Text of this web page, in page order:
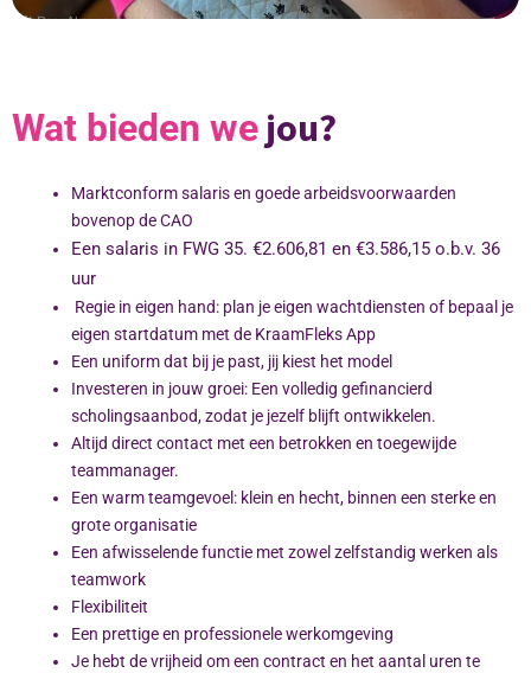
Wat bieden wejou?
Marktconform salaris en goede arbeidsvoorwaarden
bovenop de CAO
Een salaris in FWG 35. €2.606,81 en €3.586,15 o.b.v. 36
uur
Regie in eigen hand: plan je eigen wachtdiensten of bepaal je
eigen startdatum met de KraamFleks App
Een uniform dat bij je past, jij kiest het model
Investeren in jouw groei: Een volledig gefinancierd
scholingsaanbod, zodat je jezelf blijft ontwikkelen.
Altijd direct contact met een betrokken en toegewijde
teammanager.
Een warm teamgevoel: klein en hecht, binnen een sterke en
grote organisatie
Een afwisselende functie met zowel zelfstandig werken als
teamwork
Flexibiliteit
Een prettige en professionele werkomgeving
Je hebt de vrijheid om een contract en het aantal uren te
Hoi, wat leuk dat je interesse toont in
althans de virtuele van mijzelf
- en
ik ben de oprichtster van KraamZus.
Wil je meer weten over werken als
kraamverzorgende bij KraamZus?
Ja Nee